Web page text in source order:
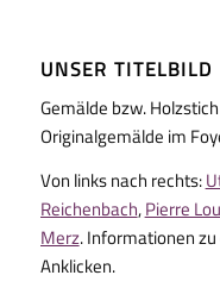
UNSER TITELBILD
Gemälde bzw.
Originalgemälde im
Von links nach rechts:
Reichenbach,Pierre
Merz. Informationen
Anklicken.